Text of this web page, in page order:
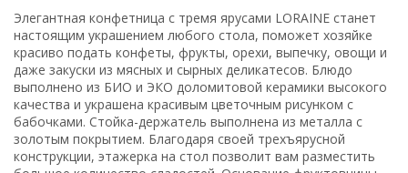
Элегантная конфетница с тремя ярусами LORAINE станет
настоящим украшением любого стола, поможет хозяйке
красиво подать конфеты, фрукты, орехи, выпечку, овощи и
даже закуски из мясных и сырных деликатесов. Блюдо
выполнено из БИО и ЭКО доломитовой керамики высокого
качества и украшена красивым цветочным рисунком с
бабочками. Стойка-держатель выполнена из металла с
золотым покрытием. Благодаря своей трехъярусной
конструкции, этажерка на стол позволит вам разместить